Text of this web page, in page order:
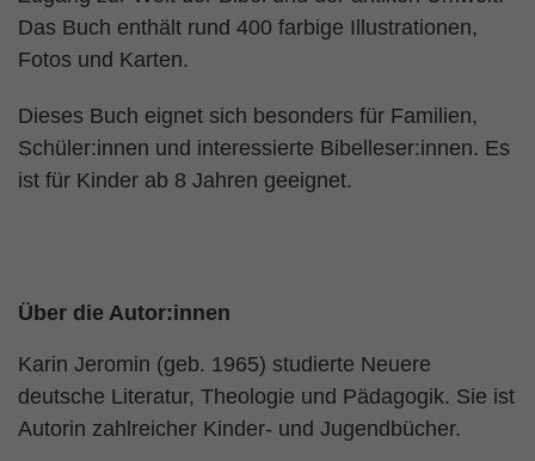
Das Buch enthält rund 400 farbige Illustrationen,
Fotos und Karten.
Dieses Buch eignet sich besonders für Familien,
Schüler:innen und interessierte Bibelleser:innen. Es
ist für Kinder ab 8 Jahren geeignet.
Über die Autor:innen
Karin Jeromin (geb. 1965) studierte Neuere
deutsche Literatur, Theologie und Pädagogik. Sie ist
Autorin zahlreicher Kinder- und Jugendbücher.